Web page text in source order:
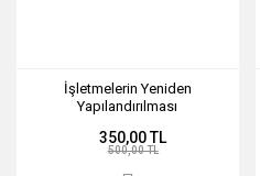
İşletmelerin Yeniden
Yapılandırılması
350,00 TL
500,00 TL